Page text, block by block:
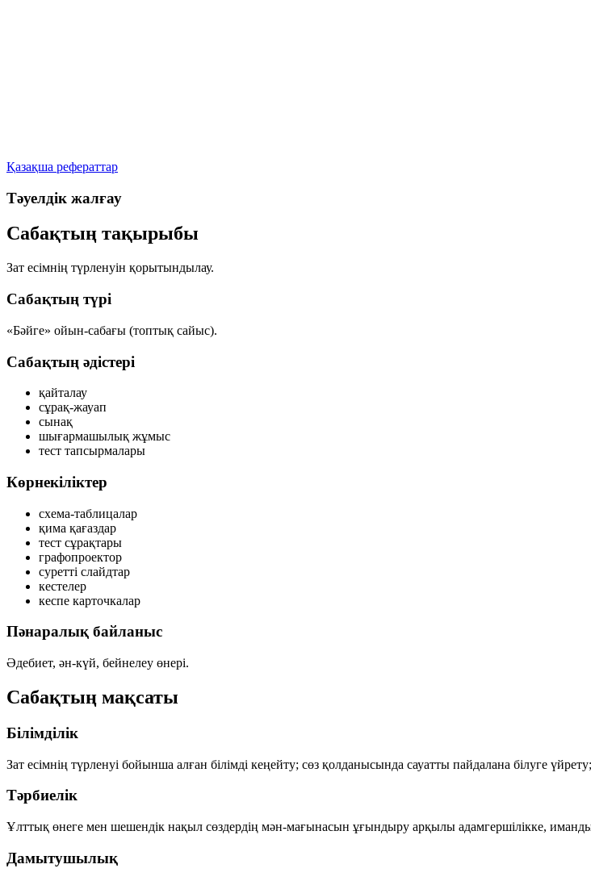
Қазақша рефераттар
Тәуелдік жалғау
Сабақтың тақырыбы
Зат есімнің түрленуін қорытындылау.
Сабақтың түрі
«Бәйге» ойын-сабағы (топтық сайыс).
Сабақтың әдістері
қайталау
сұрақ-жауап
сынақ
шығармашылық жұмыс
тест тапсырмалары
Көрнекіліктер
схема-таблицалар
қима қағаздар
тест сұрақтары
графопроектор
суретті слайдтар
кестелер
кеспе карточкалар
Пәнаралық байланыс
Әдебиет, ән-күй, бейнелеу өнері.
Сабақтың мақсаты
Білімділік
Зат есімнің түрленуі бойынша алған білімді кеңейту; сөз қолданысында сауатты пайдалана білуге
Тәрбиелік
Ұлттық өнеге мен шешендік нақыл сөздердің мән-мағынасын ұғындыру арқылы адамгершілікке,
Дамытушылық